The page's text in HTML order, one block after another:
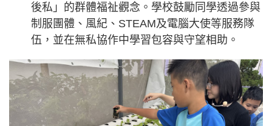
後私」的群體福祉觀念。學校鼓勵同學透過參與
制服團體、風紀、STEAM及電腦大使等服務隊
伍，並在無私協作中學習包容與守望相助。